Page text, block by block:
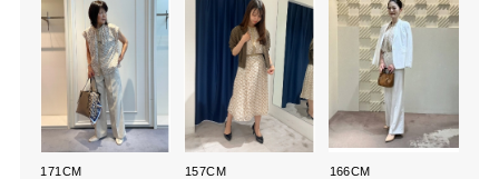
171CM 157CM 166CM